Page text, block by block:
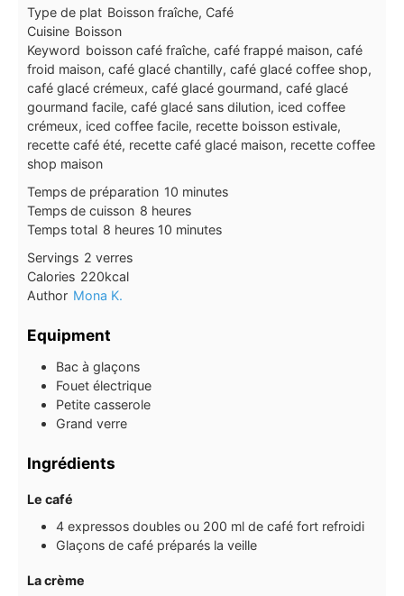
Type de plat Boisson fraîche, Café
Cuisine Boisson
Keyword boisson café fraîche, café frappé maison, café
froid maison, café glacé chantilly, café glacé coffee shop,
café glacé crémeux, café glacé gourmand, café glacé
gourmand facile, café glacé sans dilution, iced coffee
crémeux, iced coffee facile, recette boisson estivale,
recette café été, recette café glacé maison, recette coffee
shop maison
Temps de préparation 10minutes
minutes
Temps de cuisson 8heures
heures
Temps total 8heures
heures 10minutes
minutes
Servings 2 verres
Calories 220kcal
Author Mona K.
Equipment
Bac à glaçons
Fouet électrique
Petite casserole
Grand verre
Ingrédients
Le café
4 expressos doubles ou 200 ml de café fort refroidi
Glaçons de café préparés la veille
La crème